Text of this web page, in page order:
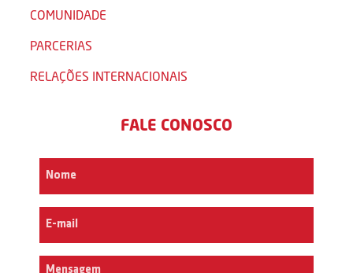
COMUNIDADE
PARCERIAS
RELAÇÕES INTERNACIONAIS
FALE CONOSCO